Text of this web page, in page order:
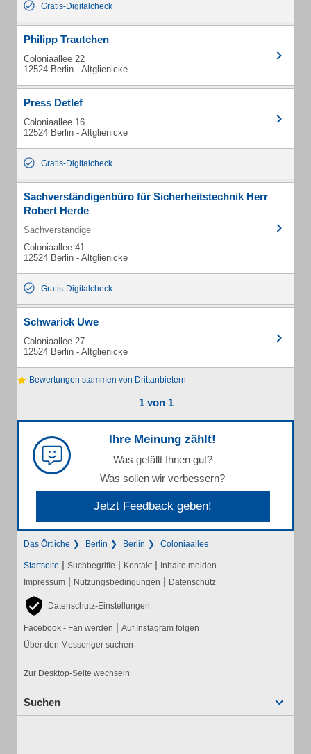
Gratis-Digitalcheck
Philipp Trautchen
Coloniaallee 22
12524 Berlin - Altglienicke
Press Detlef
Coloniaallee 16
12524 Berlin - Altglienicke
Gratis-Digitalcheck
Sachverständigenbüro für Sicherheitstechnik Herr
Robert Herde
Sachverständige
Coloniaallee 41
12524 Berlin - Altglienicke
Gratis-Digitalcheck
Schwarick Uwe
Coloniaallee 27
12524 Berlin - Altglienicke
Bewertungen stammen von Drittanbietern
1 von 1
Ihre Meinung zählt!
Was gefällt Ihnen gut?
Was sollen wir verbessern?
Jetzt Feedback geben!
Das Örtliche Berlin Berlin Coloniaallee
Startseite | Suchbegriffe | Kontakt | Inhalte melden
Impressum | Nutzungsbedingungen | Datenschutz
Datenschutz-Einstellungen
Facebook - Fan werden | Auf Instagram folgen
Über den Messenger suchen
Zur Desktop-Seite wechseln
Suchen